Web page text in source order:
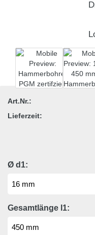
Art.Nr.:
Lieferzeit:
Ø d1:
Gesamtlänge l1: